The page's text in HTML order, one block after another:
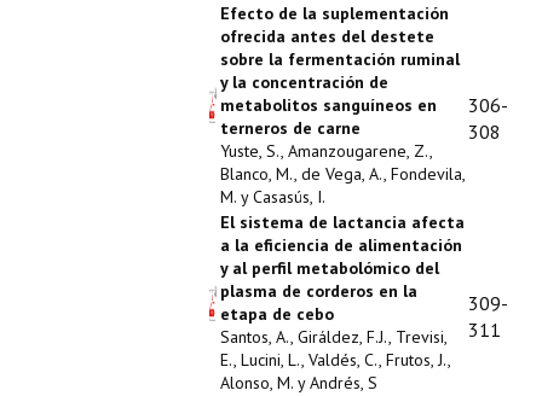
Efecto de la suplementación
ofrecida antes del destete
sobre la fermentación ruminal
y la concentración de
metabolitos sanguíneos en
terneros de carne
Yuste, S., Amanzougarene, Z.,
Blanco, M., de Vega, A., Fondevila,
M. y Casasús, I.
306-
308
El sistema de lactancia afecta
a la eficiencia de alimentación
y al perfil metabolómico del
plasma de corderos en la
etapa de cebo
Santos, A., Giráldez, F.J., Trevisi,
E., Lucini, L., Valdés, C., Frutos, J.,
Alonso, M. y Andrés, S
309-
311